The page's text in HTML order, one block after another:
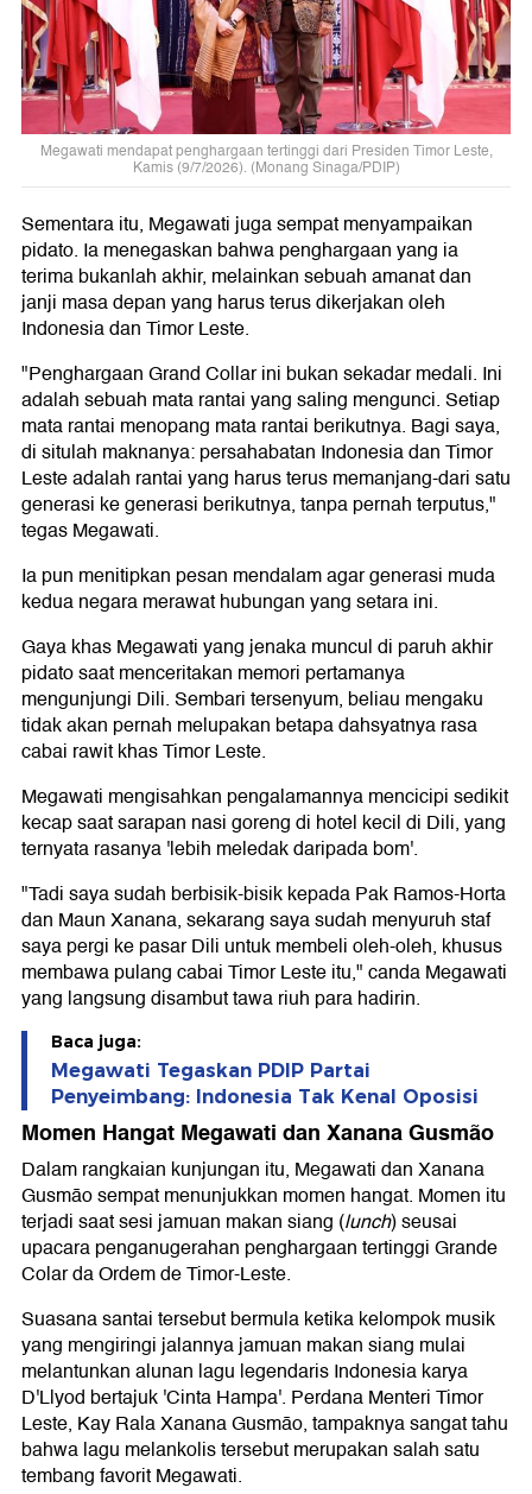
Megawati mendapat penghargaan tertinggi dari Presiden Timor Leste,
Kamis (9/7/2026). (Monang Sinaga/PDIP)
Sementara itu, Megawati juga sempat menyampaikan
pidato. Ia menegaskan bahwa penghargaan yang ia
terima bukanlah akhir, melainkan sebuah amanat dan
janji masa depan yang harus terus dikerjakan oleh
Indonesia dan Timor Leste.
"Penghargaan Grand Collar ini bukan sekadar medali. Ini
adalah sebuah mata rantai yang saling mengunci. Setiap
mata rantai menopang mata rantai berikutnya. Bagi saya,
di situlah maknanya: persahabatan Indonesia dan Timor
Leste adalah rantai yang harus terus memanjang-dari satu
generasi ke generasi berikutnya, tanpa pernah terputus,"
tegas Megawati.
Ia pun menitipkan pesan mendalam agar generasi muda
kedua negara merawat hubungan yang setara ini.
Gaya khas Megawati yang jenaka muncul di paruh akhir
pidato saat menceritakan memori pertamanya
mengunjungi Dili. Sembari tersenyum, beliau mengaku
tidak akan pernah melupakan betapa dahsyatnya rasa
cabai rawit khas Timor Leste.
Megawati mengisahkan pengalamannya mencicipi sedikit
kecap saat sarapan nasi goreng di hotel kecil di Dili, yang
ternyata rasanya 'lebih meledak daripada bom'.
"Tadi saya sudah berbisik-bisik kepada Pak Ramos-Horta
dan Maun Xanana, sekarang saya sudah menyuruh staf
saya pergi ke pasar Dili untuk membeli oleh-oleh, khusus
membawa pulang cabai Timor Leste itu," canda Megawati
yang langsung disambut tawa riuh para hadirin.
Baca juga:
Megawati Tegaskan PDIP Partai
Penyeimbang: Indonesia Tak Kenal Oposisi
Momen Hangat Megawati dan Xanana Gusmão
Dalam rangkaian kunjungan itu, Megawati dan Xanana
Gusmão sempat menunjukkan momen hangat. Momen itu
terjadi saat sesi jamuan makan siang (lunch) seusai
upacara penganugerahan penghargaan tertinggi Grande
Colar da Ordem de Timor-Leste.
Suasana santai tersebut bermula ketika kelompok musik
yang mengiringi jalannya jamuan makan siang mulai
melantunkan alunan lagu legendaris Indonesia karya
D'Llyod bertajuk 'Cinta Hampa'. Perdana Menteri Timor
Leste, Kay Rala Xanana Gusmão, tampaknya sangat tahu
bahwa lagu melankolis tersebut merupakan salah satu
tembang favorit Megawati.